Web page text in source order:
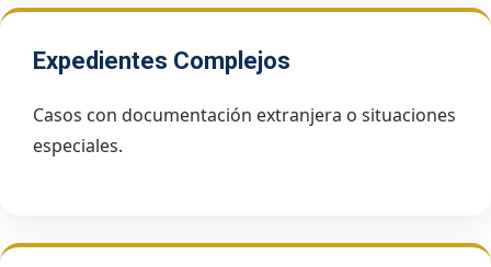
Expedientes Complejos
Casos con documentación extranjera o situaciones
especiales.